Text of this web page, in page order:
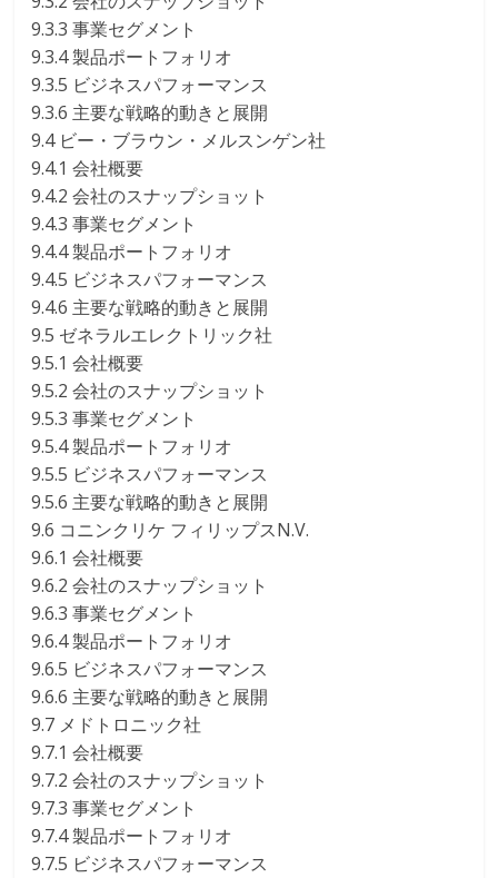
9.3.3 事業セグメント
9.3.4 製品ポートフォリオ
9.3.5 ビジネスパフォーマンス
9.3.6 主要な戦略的動きと展開
9.4 ビー・ブラウン・メルスンゲン社
9.4.1 会社概要
9.4.2 会社のスナップショット
9.4.3 事業セグメント
9.4.4 製品ポートフォリオ
9.4.5 ビジネスパフォーマンス
9.4.6 主要な戦略的動きと展開
9.5 ゼネラルエレクトリック社
9.5.1 会社概要
9.5.2 会社のスナップショット
9.5.3 事業セグメント
9.5.4 製品ポートフォリオ
9.5.5 ビジネスパフォーマンス
9.5.6 主要な戦略的動きと展開
9.6 コニンクリケ フィリップスN.V.
9.6.1 会社概要
9.6.2 会社のスナップショット
9.6.3 事業セグメント
9.6.4 製品ポートフォリオ
9.6.5 ビジネスパフォーマンス
9.6.6 主要な戦略的動きと展開
9.7 メドトロニック社
9.7.1 会社概要
9.7.2 会社のスナップショット
9.7.3 事業セグメント
9.7.4 製品ポートフォリオ
9.7.5 ビジネスパフォーマンス